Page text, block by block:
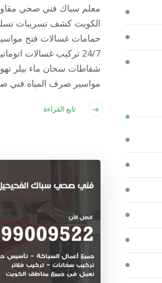
معلم سباك فني صحي
الكويت كشف تسريبات
حمامات غسالات فتح
24/7 تركيب غسالات
شفاطات سخان ماء بيلر
مواسير صرف المياه فني
تابع القراءة